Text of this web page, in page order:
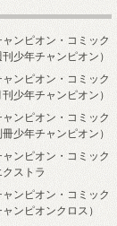
ャンピオン・コミック
少年チャンピオン）
ャンピオン・コミック
少年チャンピオン）
ャンピオン・コミック
少年チャンピオン）
ンピオン・コミック
クストラ
ャンピオン・コミック
ンピオンクロス）